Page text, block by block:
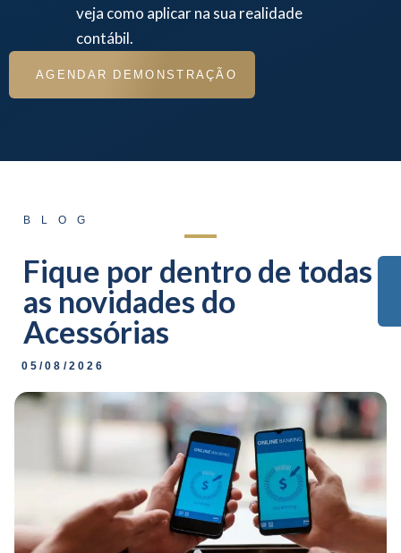
veja como aplicar na sua realidade
contábil.
AGENDAR DEMONSTRAÇÃO
BLOG
Fique por dentro de todas
as novidades do
Acessórias​
05/08/2026